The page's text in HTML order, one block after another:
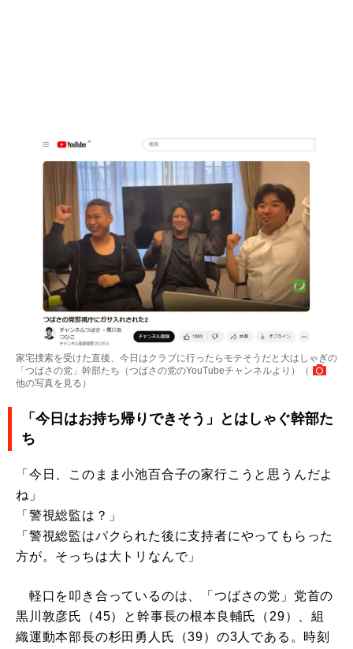
家宅捜索を受けた直後、今日はクラブに行ったらモテそうだと大はしゃぎの
「つばさの党」幹部たち（つばさの党のYouTubeチャンネルより）（
他の写真を見る ）
「今日はお持ち帰りできそう」とはしゃぐ幹部た
ち
「今日、このまま小池百合子の家行こうと思うんだよ
ね」
「警視総監は？」
「警視総監はパクられた後に支持者にやってもらった
方が。そっちは大トリなんで」
軽口を叩き合っているのは、「つばさの党」党首の
黒川敦彦氏（45）と幹事長の根本良輔氏（29）、組
織運動本部長の杉田勇人氏（39）の3人である。時刻